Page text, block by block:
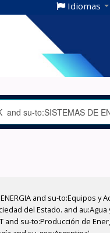
Idiomas
and su-to:Equipos y
del Estado. and au:Agua
and su-to:Producción de